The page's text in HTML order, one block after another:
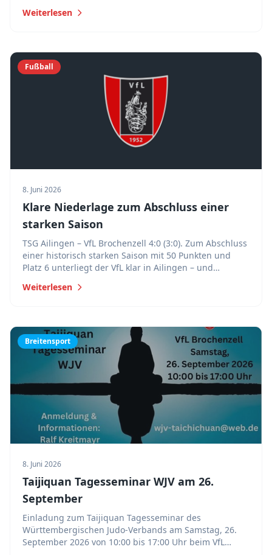
Ziellinie.
Weiterlesen
Fußball
8. Juni 2026
Klare Niederlage zum Abschluss einer
starken Saison
TSG Ailingen – VfL Brochenzell 4:0 (3:0). Zum Abschluss
einer historisch starken Saison mit 50 Punkten und
Platz 6 unterliegt der VfL klar in Ailingen – und
Weiterlesen
Breitensport
8. Juni 2026
Taijiquan Tagesseminar WJV am 26.
September
Einladung zum Taijiquan Tagesseminar des
Württembergischen Judo-Verbands am Samstag, 26.
September 2026 von 10:00 bis 17:00 Uhr beim VfL